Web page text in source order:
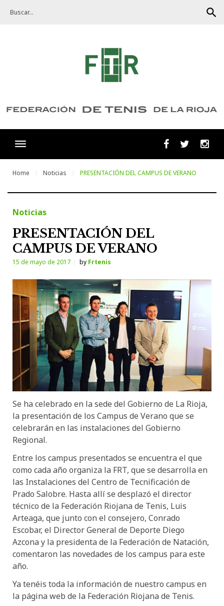
search
FacebookTwitter
Home Noticias PRESENTACIÓN DEL CAMPUS DE VERANO
Noticias
PRESENTACIÓN DEL
CAMPUS DE VERANO
15 de mayo de 2017 by Frtenis
Se ha celebrado en la sede del Gobierno de La Rioja,
la presentación de los Campus de Verano que se
celebrarán en las instalaciones del Gobierno
Regional.
Entre los campus presentados se encuentra el que
como cada año organiza la FRT, que se desarrolla en
las Instalaciones del Centro de Tecnificación de
Prado Salobre. Hasta allí se desplazó el director
técnico de la Federación Riojana de Tenis, Luis
Arteaga, que junto con el consejero, Conrado
Escobar, el Director General de Deporte Diego
Azcona y la presidenta de la Federación de Natación,
comentaron las novedades de los campus para este
año.
Ya tenéis toda la información de nuestro campus en
la página web de la Federación Riojana de Tenis.